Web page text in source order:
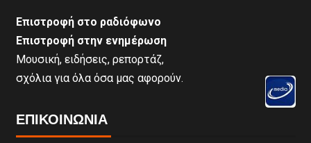
Επιστροφή στο ραδιόφωνο
Επιστροφή στην ενημέρωση
Μουσική, ειδήσεις, ρεπορτάζ,
σχόλια για όλα όσα μας αφορούν.
ΕΠΙΚΟΙΝΩΝΊΑ